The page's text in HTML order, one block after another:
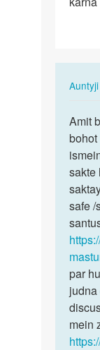
AuntyjiIn
Amit
bete
sex
ki
Amit
sakte
safe /
par
mein